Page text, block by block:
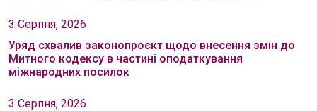
3 Серпня, 2026
Уряд схвалив законопроєкт щодо внесення змін до
Митного кодексу в частині оподаткування
міжнародних посилок
3 Серпня, 2026